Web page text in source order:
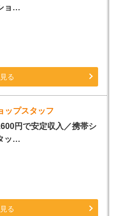
ョ…
る
プスタッフ
円で安定収入／携帯シ
ッ…
る